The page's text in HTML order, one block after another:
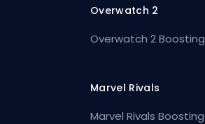
Overwatch 2
Overwatch 2 Boosting
Marvel Rivals
Marvel Rivals Boosting